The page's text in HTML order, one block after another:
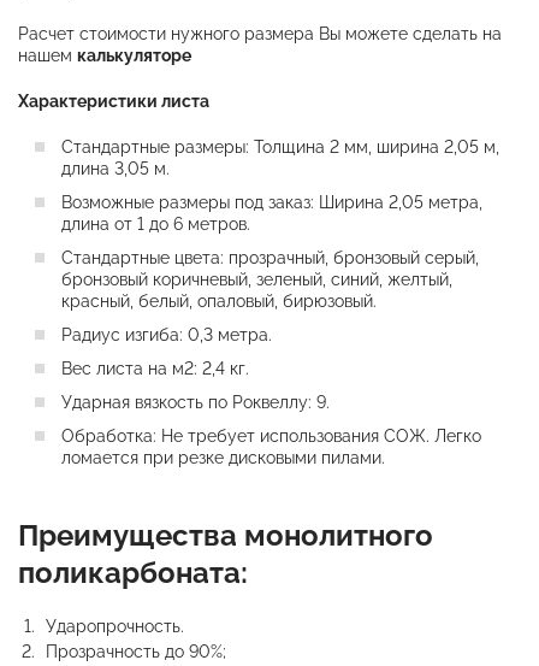
Расчет стоимости нужного размера Вы можете сделать на
нашем калькуляторе
Характеристики листа
Стандартные размеры: Толщина 2 мм, ширина 2,05 м,
длина 3,05 м.
Возможные размеры под заказ: Ширина 2,05 метра,
длина от 1 до 6 метров.
Стандартные цвета: прозрачный, бронзовый серый,
бронзовый коричневый, зеленый, синий, желтый,
красный, белый, опаловый, бирюзовый.
Радиус изгиба: 0,3 метра.
Вес листа на м2: 2,4 кг.
Ударная вязкость по Роквеллу: 9.
Обработка: Не требует использования СОЖ. Легко
ломается при резке дисковыми пилами.
Преимущества монолитного
поликарбоната:
Ударопрочность.
Прозрачность до 90%;